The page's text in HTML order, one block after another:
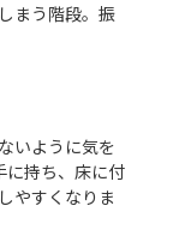
まう階段。振
いように気を
に持ち、床に付
やすくなりま